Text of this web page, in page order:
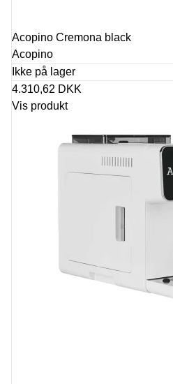
Acopino Cremona black
Acopino
Ikke på lager
4.310,62 DKK
Vis produkt